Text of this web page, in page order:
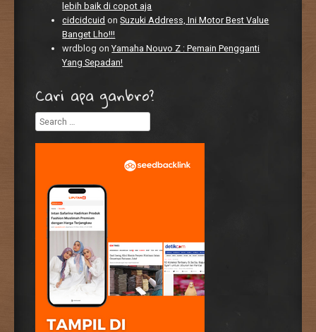
lebih baik di copot aja
cidcidcuid onSuzuki Address, Ini Motor Best Value
Banget Lho!!!
wrdblog onYamaha Nouvo Z : Pemain Pengganti
Yang Sepadan!
Cari apa ganbro?
Search